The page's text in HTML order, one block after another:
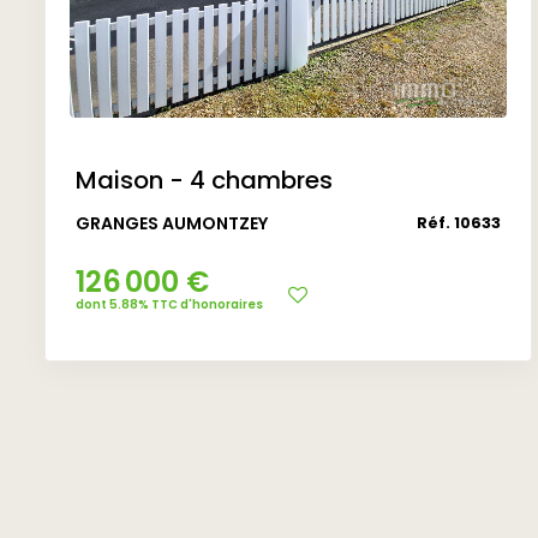
Maison - 4 chambres
GRANGES AUMONTZEY Réf. 10633
126 000 €
dont 5.88% TTC d'honoraires